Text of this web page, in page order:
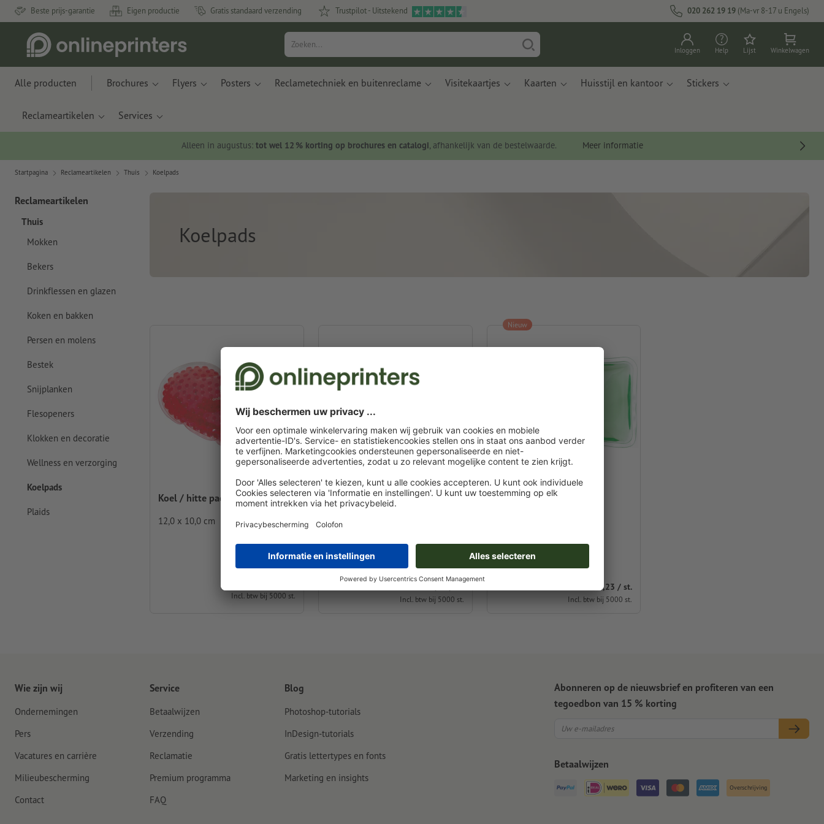
Beste prijs-garantie Eigen productie Gratis standaard verzending Trustpilot - Uitstekend 020 262 19 19 (Ma-vr 8-17 u Engels)
Inloggen Help Lijst Winkelwagen
Alle producten Brochures Flyers Posters Reclametechniek en buitenreclame Visitekaartjes Kaarten Huisstijl en kantoor Stickers
Reclameartikelen Services
Alleen in augustus: tot wel 12 % korting op brochures en catalogi, afhankelijk van de bestelwaarde. Meer informatie
Startpagina Reclameartikelen Thuis Koelpads
Reclameartikelen
Thuis
Mokken
Bekers
Drinkflessen en glazen
Koken en bakken
Persen en molens
Bestek
Snijplanken
Flesopeners
Klokken en decoratie
Wellness en verzorging
Koelpads
Plaids
Koelpads
Koel / hitte pad Andorra
12,0 x 10,0 cm
Incl. btw bij 5000 st.
Koel / hitte pad Berkley
Online vormgeven
Incl. btw bij 5000 st.
Warmtekussen Charles
Online vormgeven
€ 1,23 / st.
Incl. btw bij 5000 st.
Nieuw
Wie zijn wij
Ondernemingen
Pers
Vacatures en carrière
Milieubescherming
Contact
Service
Betaalwijzen
Verzending
Reclamatie
Premium programma
FAQ
Blog
Photoshop-tutorials
InDesign-tutorials
Gratis lettertypes en fonts
Marketing en insights
Abonneren op de nieuwsbrief en profiteren van een
tegoedbon van 15 % korting
Betaalwijzen
Overschrijving